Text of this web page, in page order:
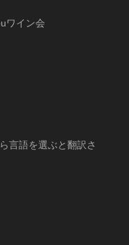
ワイン会
言語を選ぶと翻訳さ